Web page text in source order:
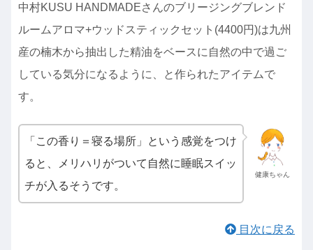
中村KUSU HANDMADEさんのブリージングブレンド
ルームアロマ+ウッドスティックセット(4400円)は九州
産の楠木から抽出した精油をベースに自然の中で過ご
している気分になるように、と作られたアイテムで
す。
健康ちゃん
「この香り＝寝る場所」という感覚をつけ
ると、メリハリがついて自然に睡眠スイッ
チが入るそうです。
目次に戻る